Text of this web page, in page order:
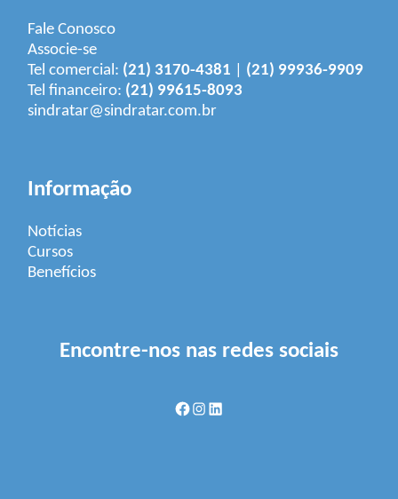
Fale Conosco
Associe-se
Tel comercial: (21) 3170-4381
(21) 99936-9909
Tel financeiro: (21) 99615-8093
sindratar@sindratar.com.br
Informação
Notícias
Cursos
Benefícios
Encontre-nos nas redes sociais
Facebook
Instagram
LinkedIn